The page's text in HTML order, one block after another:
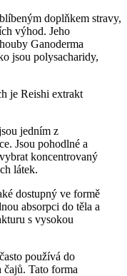
doplňkem stravy,
výhod. Jeho
Ganoderma
jsou polysacharidy,
je Reishi extrakt
jedním z
Jsou pohodlné a
koncentrovaný
látek.
dostupný ve formě
absorpci do těla a
s vysokou
používá do
Tato forma